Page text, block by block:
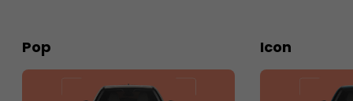
Pop Icon